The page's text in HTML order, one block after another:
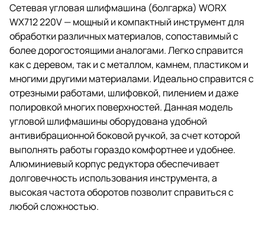
Сетевая угловая шлифмашина (болгарка) WORX
WX712 220V — мощный и компактный инструмент для
обработки различных материалов, сопоставимый с
более дорогостоящими аналогами. Легко справится
как с деревом, так и с металлом, камнем, пластиком и
многими другими материалами. Идеально справится с
отрезными работами, шлифовкой, пилением и даже
полировкой многих поверхностей. Данная модель
угловой шлифмашины оборудована удобной
антивибрационной боковой ручкой, за счет которой
выполнять работы гораздо комфортнее и удобнее.
Алюминиевый корпус редуктора обеспечивает
долговечность использования инструмента, а
высокая частота оборотов позволит справиться с
любой сложностью.